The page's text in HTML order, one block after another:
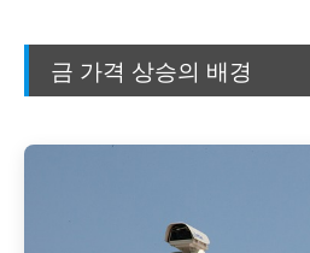
금 가격 상승의 배경